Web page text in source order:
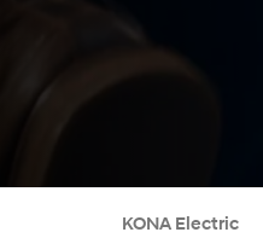
KONA Electric